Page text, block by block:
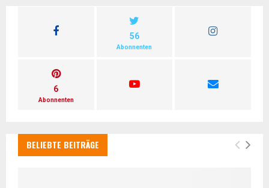
56
Abonnenten
6
Abonnenten
BELIEBTE BEITRÄGE